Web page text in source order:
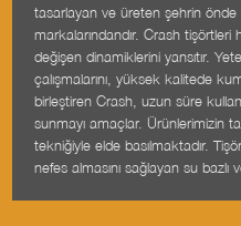
tasarlayan ve üreten şehrin
markalarındandır. Crash
değişen dinamiklerini yansıtır.
çalışmalarını, yüksek kalitede
birleştiren Crash, uzun süre
sunmayı amaçlar. Ürünlerimizin
tekniğiyle elde basılmaktadır.
nefes almasını sağlayan su bazlı